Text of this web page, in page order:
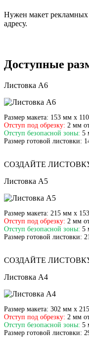
Нужен макет
адресу.
Доступные
Листовка А6
Размер макета: 153 мм х
Отступ под обрезку: 2 мм
Отступ безопасной зоны: 5
Размер готовой листовки:
СОЗДАЙТЕ
Листовка А5
Размер макета: 215 мм х
Отступ под обрезку: 2 мм
Отступ безопасной зоны: 5
Размер готовой листовки:
СОЗДАЙТЕ
Листовка А4
Размер макета: 302 мм х
Отступ под обрезку: 2 мм
Отступ безопасной зоны: 5
Размер готовой листовки: